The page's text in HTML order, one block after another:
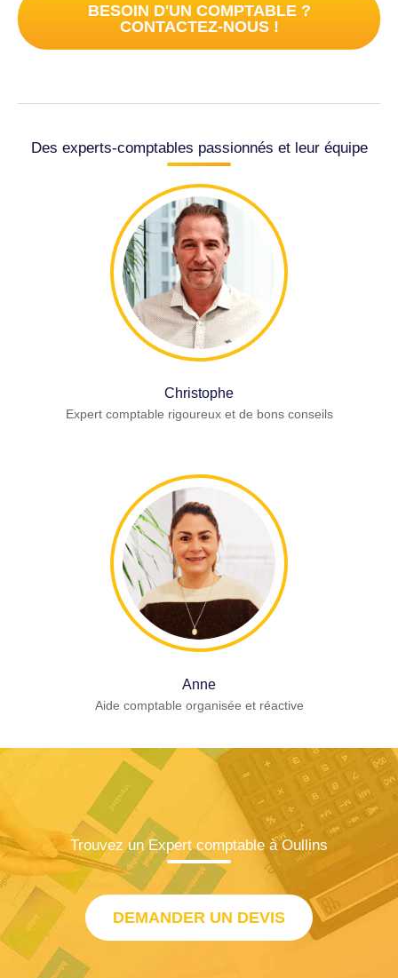
BESOIN D'UN COMPTABLE ?
CONTACTEZ-NOUS !
Des experts-comptables passionnés et leur équipe
Christophe
Expert comptable rigoureux et de bons conseils
Anne
Aide comptable organisée et réactive
Trouvez un Expert comptable à Oullins
DEMANDER UN DEVIS